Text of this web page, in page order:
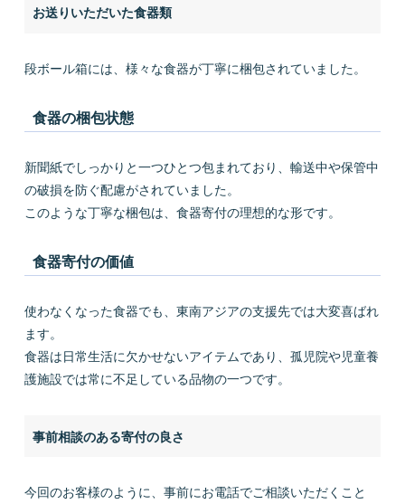
お送りいただいた食器類
段ボール箱には、様々な食器が丁寧に梱包されていました。
食器の梱包状態
新聞紙でしっかりと一つひとつ包まれており、輸送中や保管中
の破損を防ぐ配慮がされていました。
このような丁寧な梱包は、食器寄付の理想的な形です。
食器寄付の価値
使わなくなった食器でも、東南アジアの支援先では大変喜ばれ
ます。
食器は日常生活に欠かせないアイテムであり、孤児院や児童養
護施設では常に不足している品物の一つです。
事前相談のある寄付の良さ
今回のお客様のように、事前にお電話でご相談いただくこと